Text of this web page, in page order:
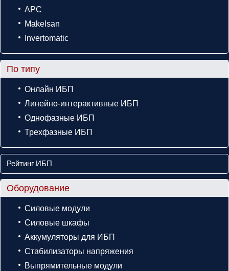
APC
Makelsan
Invertomatic
По типу
Онлайн ИБП
Линейно-интерактивные ИБП
Однофазные ИБП
Трехфазные ИБП
Рейтинг ИБП
Оборудование
Силовые модули
Силовые шкафы
Аккумуляторы для ИБП
Стабилизаторы напряжения
Выпрямительные модули